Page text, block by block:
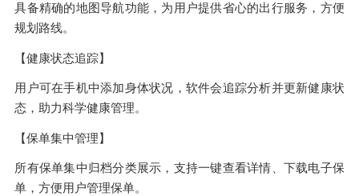
具备精确的地图导航功能，为用户提供省心的出行服务，方便
规划路线。
【健康状态追踪】
用户可在手机中添加身体状况，软件会追踪分析并更新健康状
态，助力科学健康管理。
【保单集中管理】
所有保单集中归档分类展示，支持一键查看详情、下载电子保
单，方便用户管理保单。